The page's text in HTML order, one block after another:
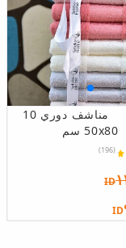
مناشف دوري 10
50x80 سم
(196)
ID
ID